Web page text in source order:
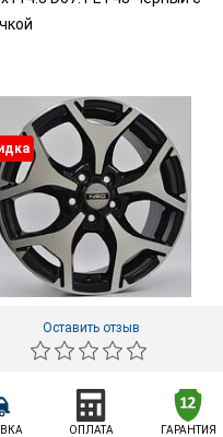
Оставить отзыв
ОПЛАТА ГАРАНТИЯ